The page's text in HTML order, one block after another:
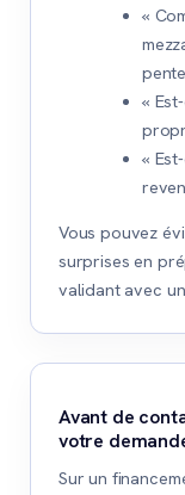
«
«
«
Vous pouvez
surprises en
validant avec
Avant de
votre
Sur un